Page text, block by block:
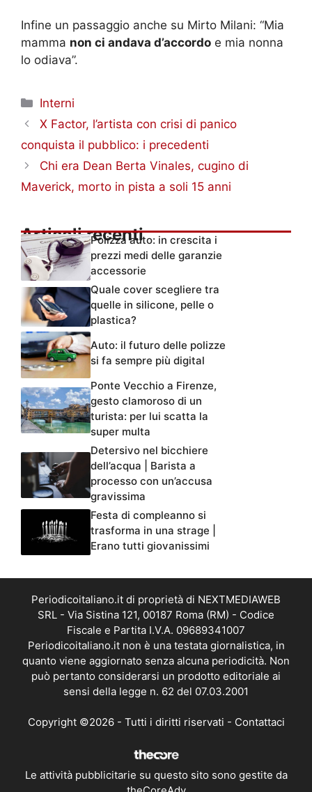
Infine un passaggio anche su Mirto Milani: “Mia
mamma non ci andava d’accordo e mia nonna
lo odiava”.
Categorie
Interni
X Factor, l’artista con crisi di panico
conquista il pubblico: i precedenti
Chi era Dean Berta Vinales, cugino di
Maverick, morto in pista a soli 15 anni
Articoli recentiPolizza auto: in crescita i
prezzi medi delle garanzie
accessorie
Quale cover scegliere tra
quelle in silicone, pelle o
plastica?
Auto: il futuro delle polizze
si fa sempre più digital
Ponte Vecchio a Firenze,
gesto clamoroso di un
turista: per lui scatta la
super multa
Detersivo nel bicchiere
dell’acqua | Barista a
processo con un’accusa
gravissima
Festa di compleanno si
trasforma in una strage |
Erano tutti giovanissimi
Periodicoitaliano.it di proprietà di NEXTMEDIAWEB
SRL - Via Sistina 121, 00187 Roma (RM) - Codice
Fiscale e Partita I.V.A. 09689341007
Periodicoitaliano.it non è una testata giornalistica, in
quanto viene aggiornato senza alcuna periodicità. Non
può pertanto considerarsi un prodotto editoriale ai
sensi della legge n. 62 del 07.03.2001
Copyright ©2026 - Tutti i diritti riservati - Contattaci
Le attività pubblicitarie su questo sito sono gestite da